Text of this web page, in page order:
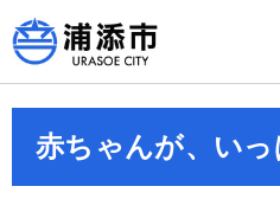
赤ちゃんが、いっ